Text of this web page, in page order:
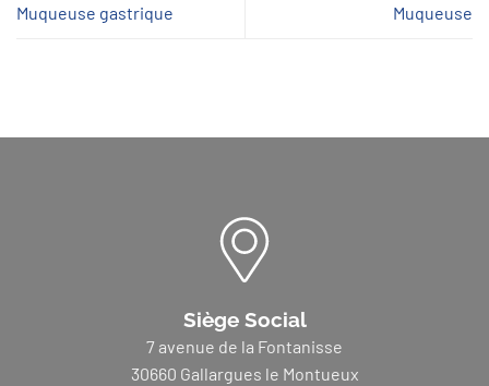
Muqueuse gastrique Muqueuse
Siège Social
7 avenue de la Fontanisse
30660 Gallargues le Montueux